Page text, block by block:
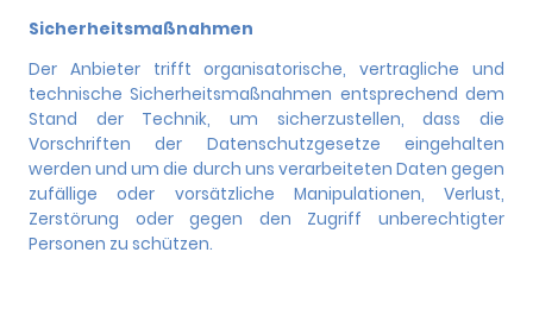
Sicherheitsmaßnahmen
Der Anbieter trifft organisatorische, vertragliche und
technische Sicherheitsmaßnahmen entsprechend dem
Stand der Technik, um sicherzustellen, dass die
Vorschriften der Datenschutzgesetze eingehalten
werden und um die durch uns verarbeiteten Daten gegen
zufällige oder vorsätzliche Manipulationen, Verlust,
Zerstörung oder gegen den Zugriff unberechtigter
Personen zu schützen.